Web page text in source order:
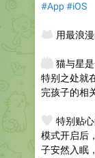
#App#iOS
用最浪
猫与星
特别之处就
完孩子的相
特别贴
模式开启后
子安然入眠